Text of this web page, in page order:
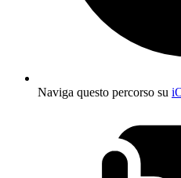
Naviga questo percorso su